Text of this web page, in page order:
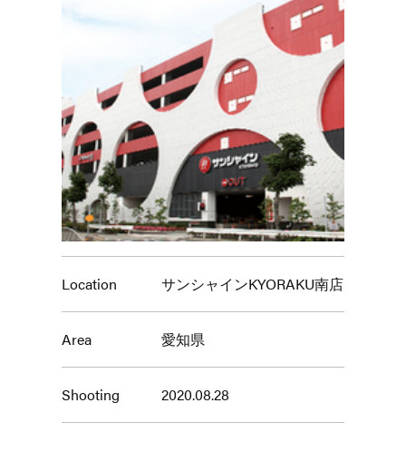
Location サンシャインKYORAKU南店
Area 愛知県
Shooting 2020.08.28